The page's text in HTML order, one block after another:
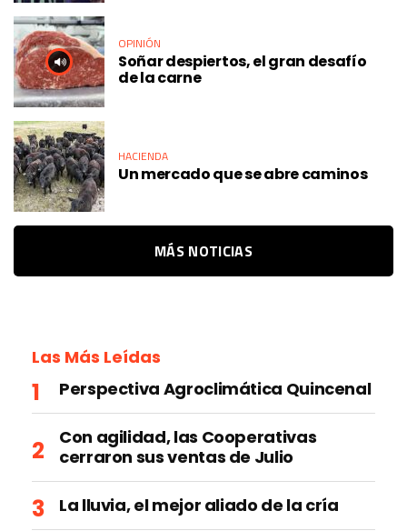
OPINIÓN
Soñar despiertos, el gran desafío
de la carne
HACIENDA
Un mercado que se abre caminos
MÁS NOTICIAS
Las Más Leídas
Perspectiva Agroclimática Quincenal
Con agilidad, las Cooperativas
cerraron sus ventas de Julio
La lluvia, el mejor aliado de la cría